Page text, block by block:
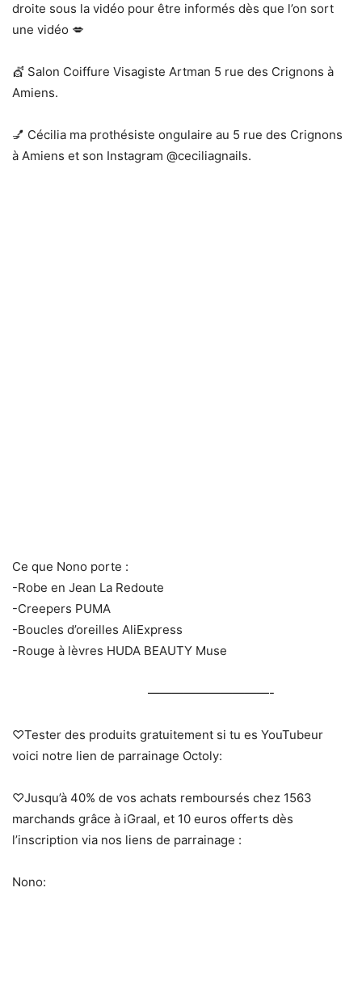
droite sous la vidéo pour être informés dès que l’on sort
une vidéo 💋
💇 Salon Coiffure Visagiste Artman 5 rue des Crignons à
Amiens.
💅 Cécilia ma prothésiste ongulaire au 5 rue des Crignons
à Amiens et son Instagram @ceciliagnails.
Ce que Nono porte :
-Robe en Jean La Redoute
-Creepers PUMA
-Boucles d’oreilles AliExpress
-Rouge à lèvres HUDA BEAUTY Muse
——————————-
♡Tester des produits gratuitement si tu es YouTubeur
voici notre lien de parrainage Octoly:
♡Jusqu’à 40% de vos achats remboursés chez 1563
marchands grâce à iGraal, et 10 euros offerts dès
l’inscription via nos liens de parrainage :
Nono: